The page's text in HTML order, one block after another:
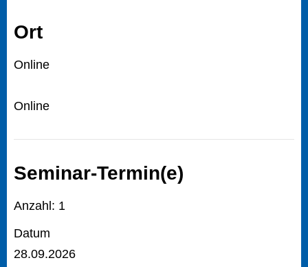
Ort
Online
Online
Seminar-Termin(e)
Anzahl: 1
Datum
28.09.2026